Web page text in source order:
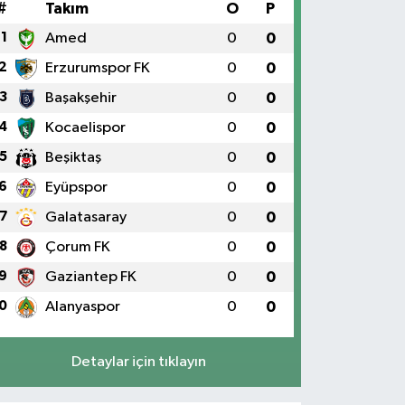
Takım O P
1 Amed 0 0
Erzurumspor FK 0 0
3 Başakşehir 0 0
Kocaelispor 0 0
5 Beşiktaş 0 0
Eyüpspor 0 0
7 Galatasaray 0 0
8 Çorum FK 0 0
Gaziantep FK 0 0
Alanyaspor 0 0
Detaylar için tıklayın